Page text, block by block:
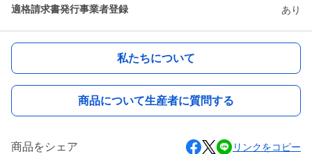
適格請求書発行事業者登録 あり
私たちについて
商品について生産者に質問する
商品をシェア リンクをコピー